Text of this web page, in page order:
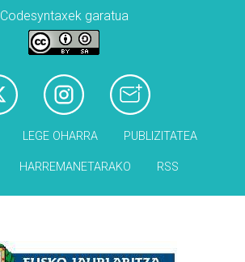
Codesyntaxek garatua
LEGE OHARRA PUBLIZITATEA
HARREMANETARAKO RSS